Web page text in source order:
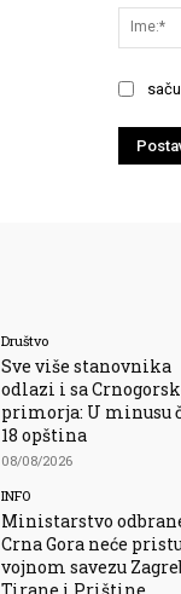
Društvo
Sve više stanovnika
odlazi i sa
primorja: U minusu
18 opština
08/08/2026
INFO
Ministarstvo
Crna Gora neće
vojnom savezu
Tirane i Prištine